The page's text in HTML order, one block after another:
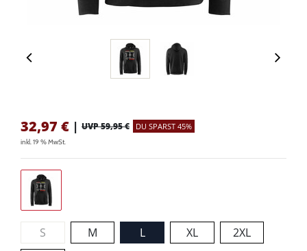
32,97 € | UVP 59,95 € DU SPARST 45%
inkl. 19 % MwSt.
S M L XL
2XL